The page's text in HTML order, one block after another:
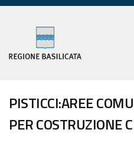
PISTICCI:AREE
PER COSTRUZIONE